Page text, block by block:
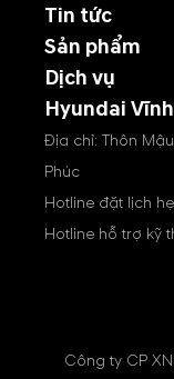
Tin tức
Sản phẩm
Dịch vụ
Hyundai
Địa chỉ: Thôn
Phúc
Hotline đặt lịch
Hotline hỗ trợ kỹ
Công ty CP